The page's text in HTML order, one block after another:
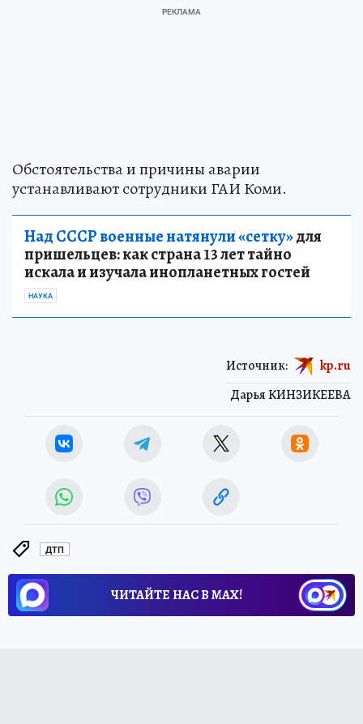
Обстоятельства и причины аварии
устанавливают сотрудники ГАИ Коми.
Над СССР военные натянули «сетку»для
пришельцев: как страна 13 лет тайно
искала и изучала инопланетных гостей
НАУКА
Дарья КИНЗИКЕЕВА
Источник: kp.ru
ДТП
ЧИТАЙТЕ НАС В МАХ!